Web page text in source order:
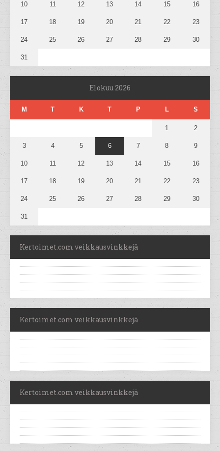
10 11 12 13 14 15 16
17 18 19 20 21 22 23
24 25 26 27 28 29 30
31
Elokuu 2026
M T K T P L S
1 2
3 4 5 6 7 8 9
10 11 12 13 14 15 16
17 18 19 20 21 22 23
24 25 26 27 28 29 30
31
Kertoimet.com veikkausvinkkejä
Kertoimet.com veikkausvinkkejä
Kertoimet.com veikkausvinkkejä